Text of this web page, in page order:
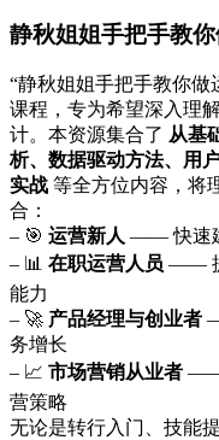
静秋姐姐手把手教
“静秋姐姐手把手教你
课程，专为希望深入理
计。本资源集合了 从基
析、数据驱动方法、用
实战 等全方位内容，将
合：
– 🎯 运营新人 —— 快速
– 📊 在职运营人员 ——
能力
– 🚀 产品经理与创业者
务增长
– 📈 市场营销从业者 ——
营策略
无论是转行入门、技能